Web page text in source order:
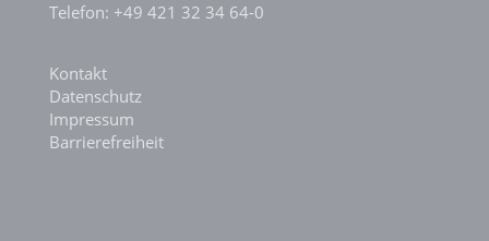
Telefon: +49 421 32 34 64-0
Kontakt
Datenschutz
Impressum
Barrierefreiheit